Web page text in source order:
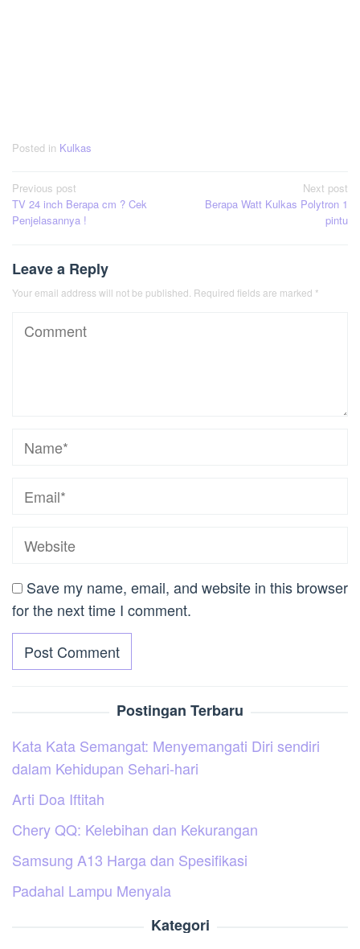
Posted in Kulkas
Post
navigation
Previous post
TV 24 inch Berapa cm ? Cek
Penjelasannya !
Next post
Berapa Watt Kulkas Polytron 1
pintu
Leave a Reply
Your email address will not be published. Required fields are marked *
Save my name, email, and website in this browser
for the next time I comment.
Postingan Terbaru
Kata Kata Semangat: Menyemangati Diri sendiri
dalam Kehidupan Sehari-hari
Arti Doa Iftitah
Chery QQ: Kelebihan dan Kekurangan
Samsung A13 Harga dan Spesifikasi
Padahal Lampu Menyala
Kategori